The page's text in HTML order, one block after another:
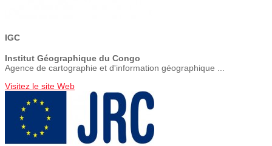
IGC
Institut Géographique du Congo
Agence de cartographie et d'information géographique ...
Visitez le site Web